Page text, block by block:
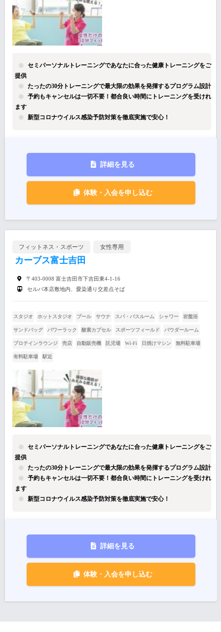
セミパーソナルトレーニングであなたに合った健康トレーニングをご
提供
たったの30分トレーニングで最大限の効果を発揮するプログラム設計
予約もキャンセルは一切不要！都合良い時間にトレーニングを受けれ
ます
新型コロナウイルス感染予防対策を徹底実施で安心！
詳細を見る
体験・入会を申し込む
フィットネス・スポーツ 女性専用
カーブス富士吉田
〒403-0008 富士吉田市下吉田東4-1-16
セルバ本店敷地内、愛染通り交差点そば
スタジオ ホットスタジオ プール サウナ スパ・バスルーム シャワー 岩盤浴
サンドバッグ パワーラック 酸素カプセル スポーツフィールド パウダールーム
プロテインラウンジ 売店 自動販売機 託児場 Wi-Fi 日焼けマシン 無料駐車場
有料駐車場 駅近
セミパーソナルトレーニングであなたに合った健康トレーニングをご
提供
たったの30分トレーニングで最大限の効果を発揮するプログラム設計
予約もキャンセルは一切不要！都合良い時間にトレーニングを受けれ
ます
新型コロナウイルス感染予防対策を徹底実施で安心！
詳細を見る
体験・入会を申し込む